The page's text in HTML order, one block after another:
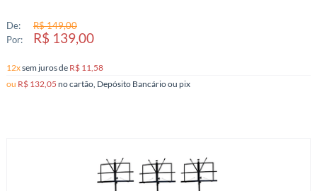
De:
R$ 149,00
Por:
R$ 139,00
12xsem jurosde R$ 11,58
ou R$ 132,05 no cartão, Depósito Bancário ou pix